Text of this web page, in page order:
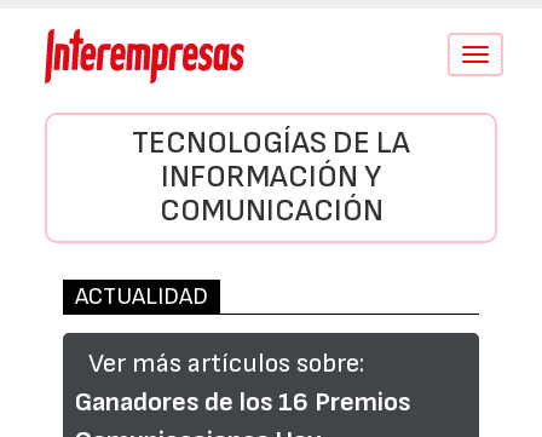
Conmutar
TECNOLOGÍAS DE LA
INFORMACIÓN Y
COMUNICACIÓN
ACTUALIDAD
Ver más artículos sobre:
Ganadores de los 16 Premios